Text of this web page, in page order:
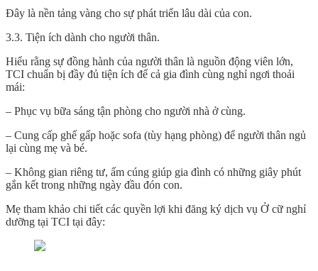
Đây là nền tảng vàng cho sự phát triển lâu dài của con.
3.3. Tiện ích dành cho người thân.
Hiểu rằng sự đồng hành của người thân là nguồn động viên lớn,
TCI chuẩn bị đầy đủ tiện ích để cả gia đình cùng nghỉ ngơi thoải
mái:
– Phục vụ bữa sáng tận phòng cho người nhà ở cùng.
– Cung cấp ghế gấp hoặc sofa (tùy hạng phòng) để người thân ngủ
lại cùng mẹ và bé.
– Không gian riêng tư, ấm cúng giúp gia đình có những giây phút
gắn kết trong những ngày đầu đón con.
Mẹ tham khảo chi tiết các quyền lợi khi đăng ký dịch vụ Ở cữ nghỉ
dưỡng tại TCI tại đây: